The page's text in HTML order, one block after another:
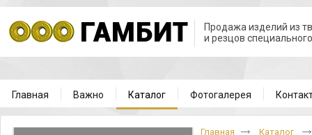
Продажа изделий из
и резцов
Главная Важно Каталог Фотогалерея
Главная
Каталог